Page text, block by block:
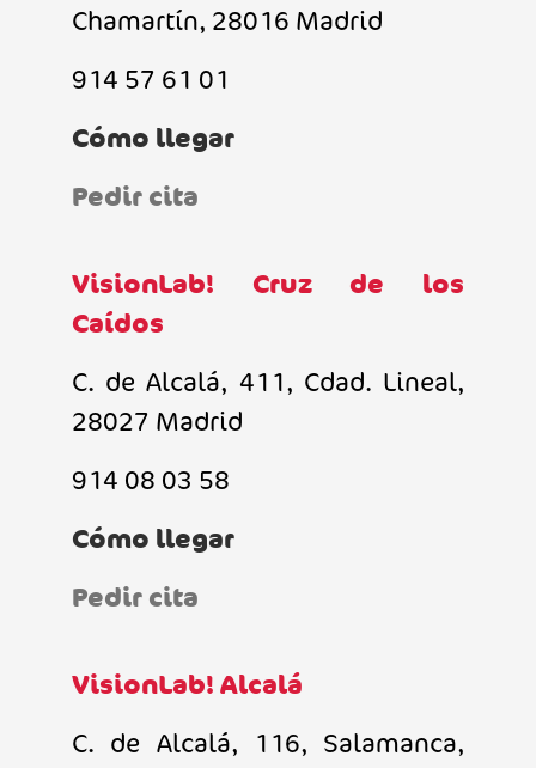
Chamartín, 28016 Madrid
914 57 61 01
Cómo llegar
Pedir cita
VisionLab! Cruz de los
Caídos
C. de Alcalá, 411, Cdad. Lineal,
28027 Madrid
914 08 03 58
Cómo llegar
Pedir cita
VisionLab! Alcalá
C. de Alcalá, 116, Salamanca,